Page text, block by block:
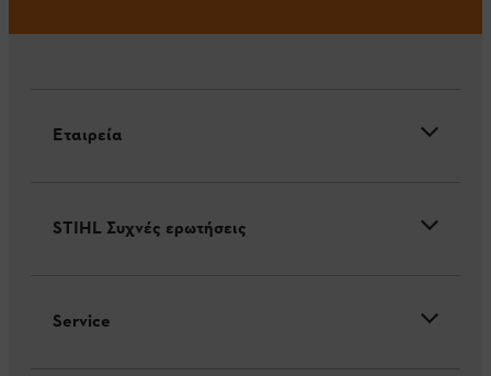
Εταιρεία
STIHL Συχνές ερωτήσεις
Service